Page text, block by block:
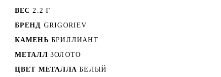
ВЕС 2.2 Г
БРЕНД GRIGORIEV
КАМЕНЬ БРИЛЛИАНТ
МЕТАЛЛ ЗОЛОТО
ЦВЕТ МЕТАЛЛА БЕЛЫЙ